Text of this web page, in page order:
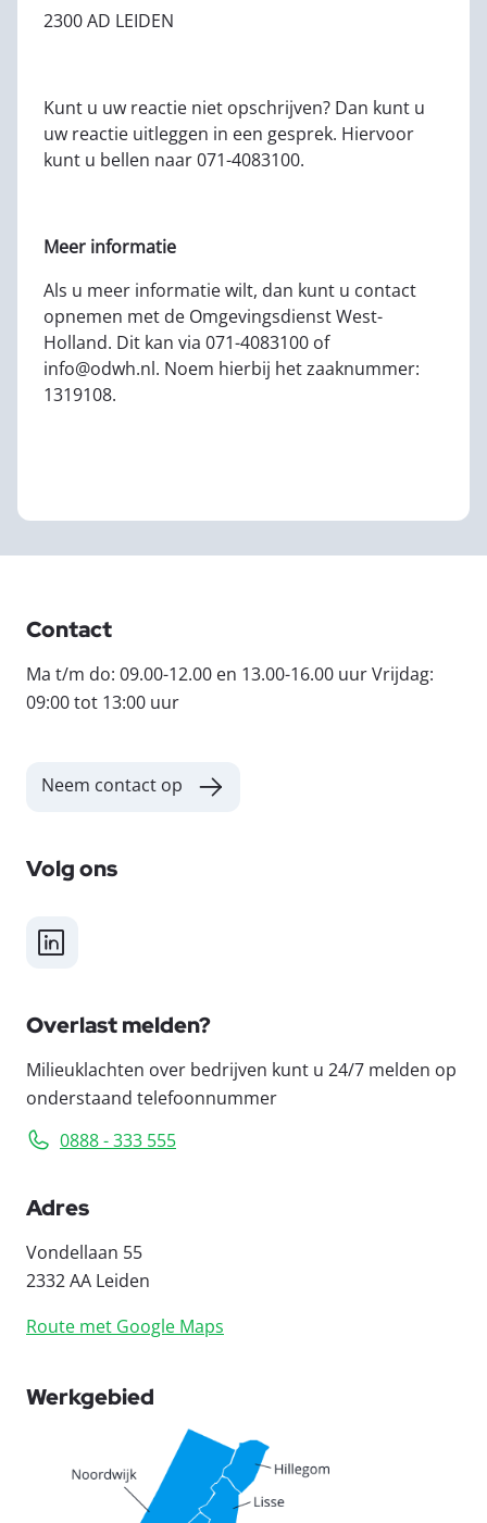
2300 AD LEIDEN
Kunt u uw reactie niet opschrijven? Dan kunt u
uw reactie uitleggen in een gesprek. Hiervoor
kunt u bellen naar 071-4083100.
Meer informatie
Als u meer informatie wilt, dan kunt u contact
opnemen met de Omgevingsdienst West-
Holland. Dit kan via 071-4083100 of
info@odwh.nl. Noem hierbij het zaaknummer:
1319108.
Contact
Ma t/m do: 09.00-12.00 en 13.00-16.00 uur Vrijdag:
09:00 tot 13:00 uur
Neem contact op
Volg ons
LinkedIn
Overlast melden?
Milieuklachten over bedrijven kunt u 24/7 melden op
onderstaand telefoonnummer
0888 - 333 555
Adres
Vondellaan 55
2332 AA Leiden
Route met Google Maps
Werkgebied